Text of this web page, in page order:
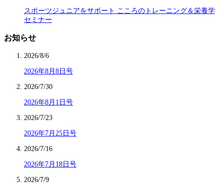
スポーツジュニアをサポート こころのトレーニング＆栄養学
セミナー
お知らせ
2026/8/6
2026年8月8日号
2026/7/30
2026年8月1日号
2026/7/23
2026年7月25日号
2026/7/16
2026年7月18日号
2026/7/9